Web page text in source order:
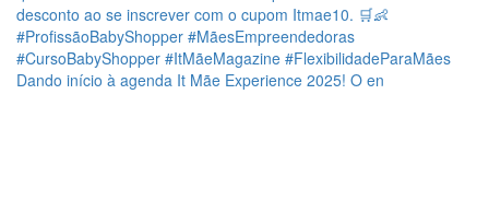
Dando início à agenda It Mãe Experience 2025! O en